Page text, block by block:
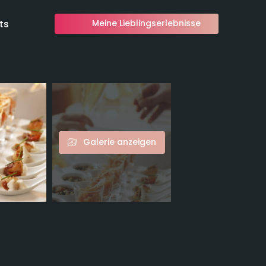
Meine Lieblingserlebnisse
Galerie anzeigen